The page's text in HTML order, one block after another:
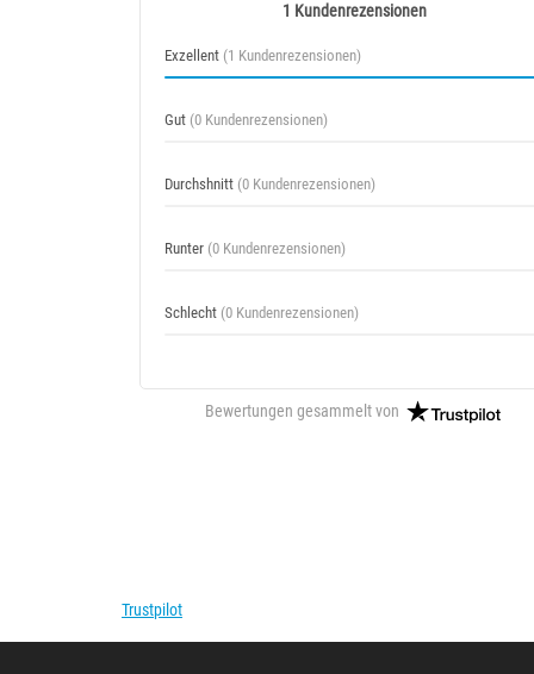
1 Kundenrezensionen
Exzellent (1 Kundenrezensionen)
Gut (0 Kundenrezensionen)
Durchshnitt (0 Kundenrezensionen)
Runter (0 Kundenrezensionen)
Schlecht (0 Kundenrezensionen)
Bewertungen gesammelt von
Trustpilot